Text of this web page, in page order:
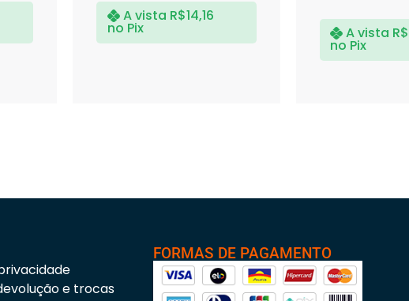
A vista R$14,16
no Pix A vista R$
no Pix
e trocas
FORMAS DE PAGAMENTO